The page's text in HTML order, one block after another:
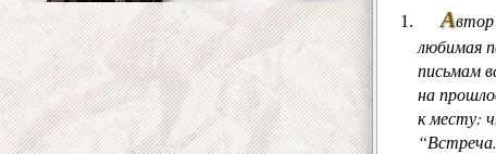
А
любимая
письмам
на
к месту: